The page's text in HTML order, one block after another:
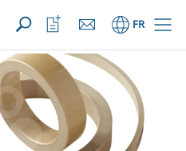
Products)
OUVRIR
FR
Ouvrir
la
liste
favoris